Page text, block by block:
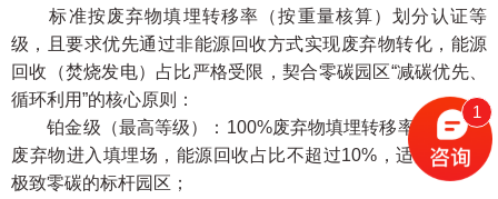
标准按废弃物填埋转移率（按重量核算）划分认证等
级，且要求优先通过非能源回收方式实现废弃物转化，能源
回收（焚烧发电）占比严格受限，契合零碳园区“减碳优先、
循环利用”的核心原则：
铂金级（最高等级）：100%废弃物填埋转移率，无任何
废弃物进入填埋场，能源回收占比不超过10%，适用于追求
极致零碳的标杆园区；
1